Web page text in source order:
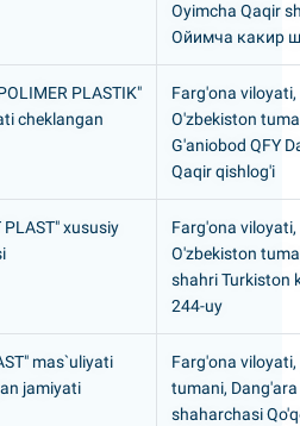
Oyimcha Qaqir
Ойимча какир
PLASTIK"
cheklangan
Farg'ona viloyati,
O'zbekiston
G'aniobod QFY
Qaqir qishlog'i
PLAST" xususiy
Farg'ona viloyati,
O'zbekiston
shahri Turkiston
244-uy
mas`uliyati
jamiyati
Farg'ona
tumani, Dang'ara
shaharchasi